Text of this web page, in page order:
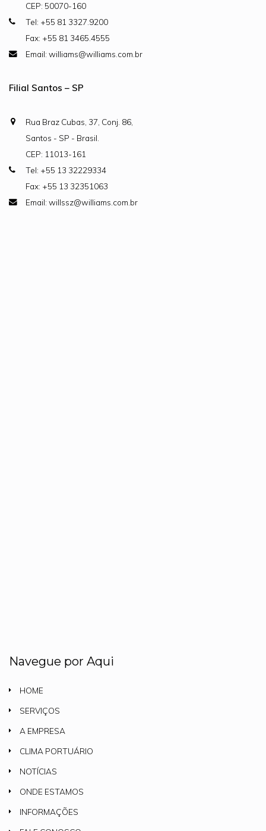
CEP: 50070-160
Tel: +55 81 3327.9200
Fax: +55 81 3465.4555
Email: williams@williams.com.br
Filial Santos – SP
Rua Braz Cubas, 37, Conj. 86,
Santos - SP - Brasil.
CEP: 11013-161
Tel: +55 13 32229334
Fax: +55 13 32351063
Email: willssz@williams.com.br
Navegue por Aqui
HOME
SERVIÇOS
A EMPRESA
CLIMA PORTUÁRIO
NOTÍCIAS
ONDE ESTAMOS
INFORMAÇÕES